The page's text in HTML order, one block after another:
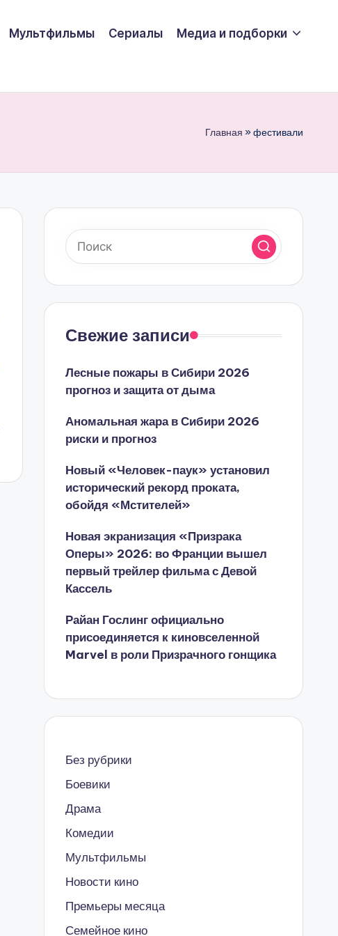
Мультфильмы Сериалы Медиа и подборки
Главная »фестивали
Свежие записи
Лесные пожары в Сибири 2026
прогноз и защита от дыма
Аномальная жара в Сибири 2026
риски и прогноз
Новый «Человек-паук» установил
исторический рекорд проката,
обойдя «Мстителей»
Новая экранизация «Призрака
Оперы» 2026: во Франции вышел
первый трейлер фильма с Девой
Кассель
Райан Гослинг официально
присоединяется к киновселенной
Marvel в роли Призрачного гонщика
Без рубрики
Боевики
Драма
Комедии
Мультфильмы
Новости кино
Премьеры месяца
Семейное кино